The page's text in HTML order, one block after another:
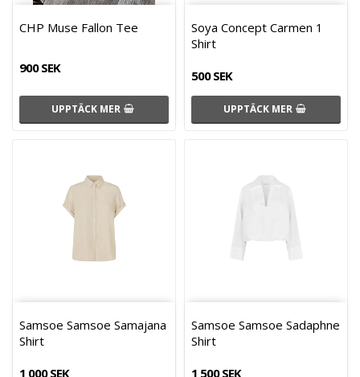
CHP Muse Fallon Tee
900 SEK
UPPTÄCK MER
Soya Concept Carmen 1
Shirt
500 SEK
UPPTÄCK MER
Samsoe Samsoe Samajana
Shirt
1 000 SEK
Samsoe Samsoe Sadaphne
Shirt
1 500 SEK